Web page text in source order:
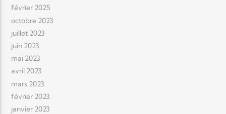
février 2025
octobre 2023
juillet 2023
juin 2023
mai 2023
avril 2023
mars 2023
février 2023
janvier 2023